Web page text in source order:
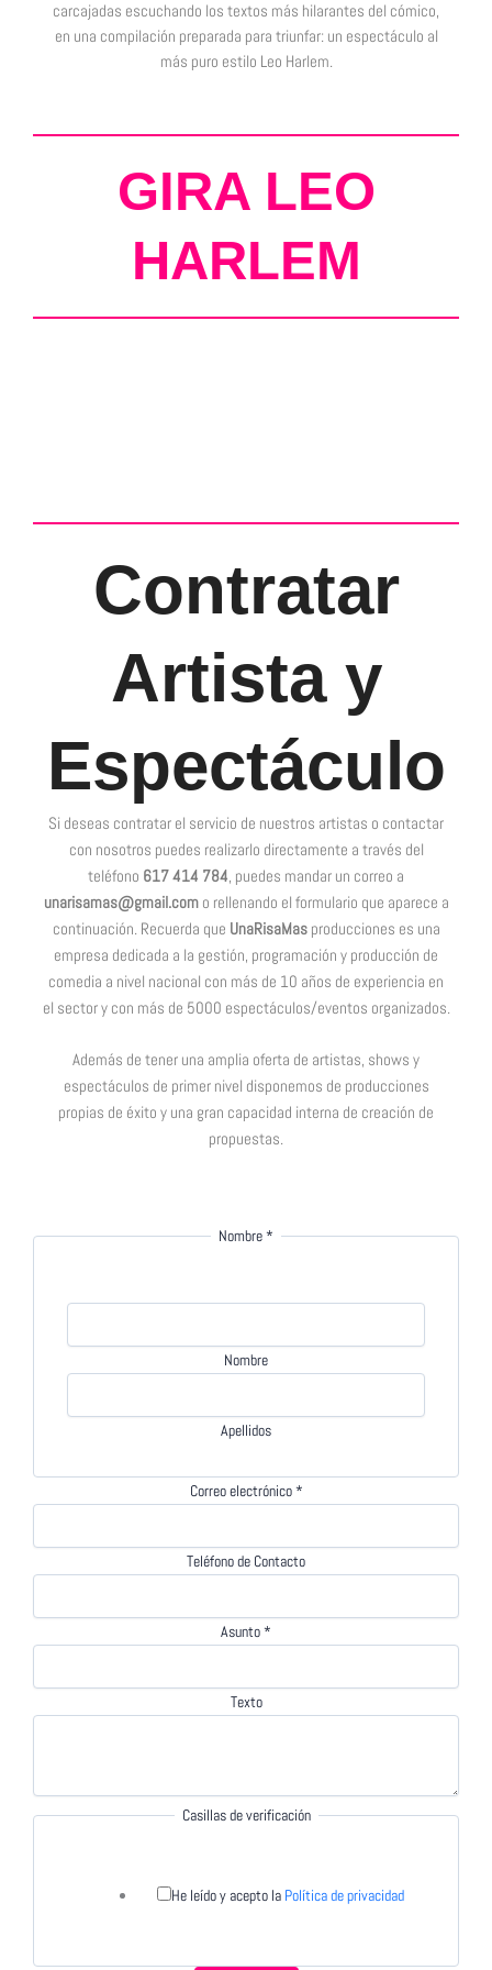
carcajadas escuchando los textos más hilarantes del cómico,
en una compilación preparada para triunfar: un espectáculo al
más puro estilo Leo Harlem.
GIRA LEO
HARLEM
Contratar
Artista y
Espectáculo
Si deseas contratar el servicio de nuestros artistas o contactar
con nosotros puedes realizarlo directamente a través del
teléfono 617 414 784 , puedes mandar un correo a
unarisamas@gmail.como rellenando el formulario que aparece a
continuación. Recuerda que UnaRisaMasproducciones es una
empresa dedicada a la gestión, programación y producción de
comedia a nivel nacional con más de 10 años de experiencia en
el sector y con más de 5000 espectáculos/eventos organizados.
Además de tener una amplia oferta de artistas, shows y
espectáculos de primer nivel disponemos de producciones
propias de éxito y una gran capacidad interna de creación de
propuestas.
Nombre*
Nombre
Apellidos
Correo electrónico*
Teléfono de Contacto
Asunto*
Texto
Casillas de verificación
He leído y acepto la Política de privacidad